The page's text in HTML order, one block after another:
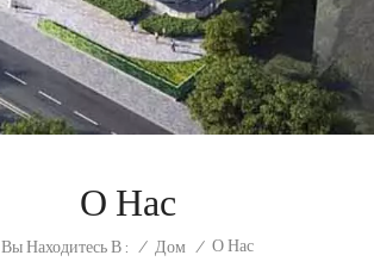
О Нас
Вы Находитесь В : / Дом / О Нас